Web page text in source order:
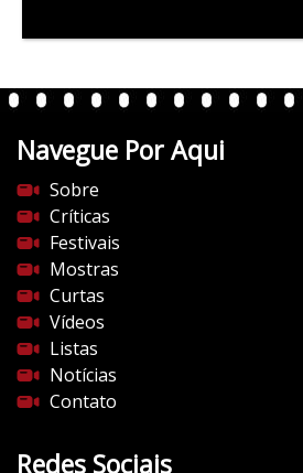
Navegue Por Aqui
Sobre
Críticas
Festivais
Mostras
Curtas
Vídeos
Listas
Notícias
Contato
Redes Sociais